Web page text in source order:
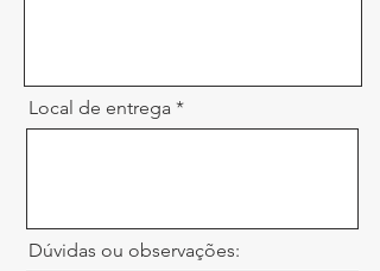
Local de entrega
Dúvidas ou observações: